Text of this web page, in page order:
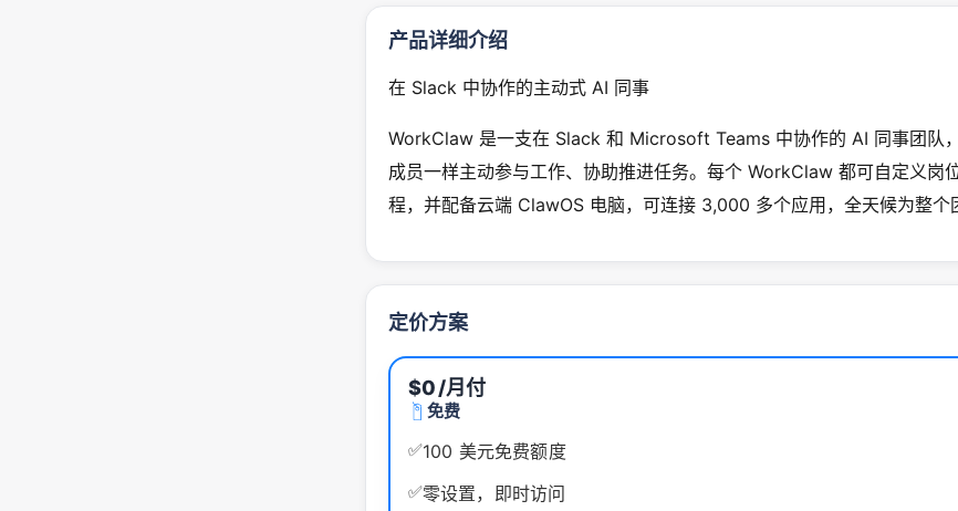
产品详细介绍
在 Slack 中协作的主动式 AI 同事
WorkClaw 是一支在 Slack 和 Microsoft Teams 中协作的 AI 同事团队
成员一样主动参与工作、协助推进任务。每个 WorkClaw 都可自定义岗
程，并配备云端 ClawOS 电脑，可连接 3,000 多个应用，全天候为整个
定价方案
$0/月付
免费
✅100 美元免费额度
✅零设置，即时访问